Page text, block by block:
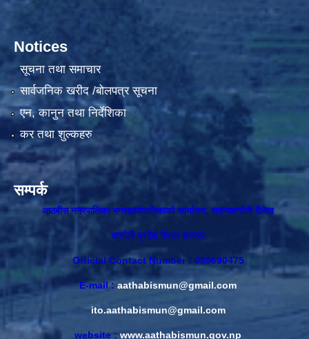
Notices
सूचना तथा समाचार
सार्वजनिक खरीद /बोलपत्र सूचना
एन, कानुन तथा निर्देशिका
कर तथा शुल्कहरु
सम्पर्क
आठबीस नगरपालिका नगरकार्यपालिकाकाे कार्यालय, राकमकर्णाली दैलेख
कर्णाली प्रदेश नेपाल सरकार
Official Contact Number : 089690475
E-mail : aathabismun@gmail.com
ito.aathabismun@gmail.com
website : www.aathabismun.gov.np